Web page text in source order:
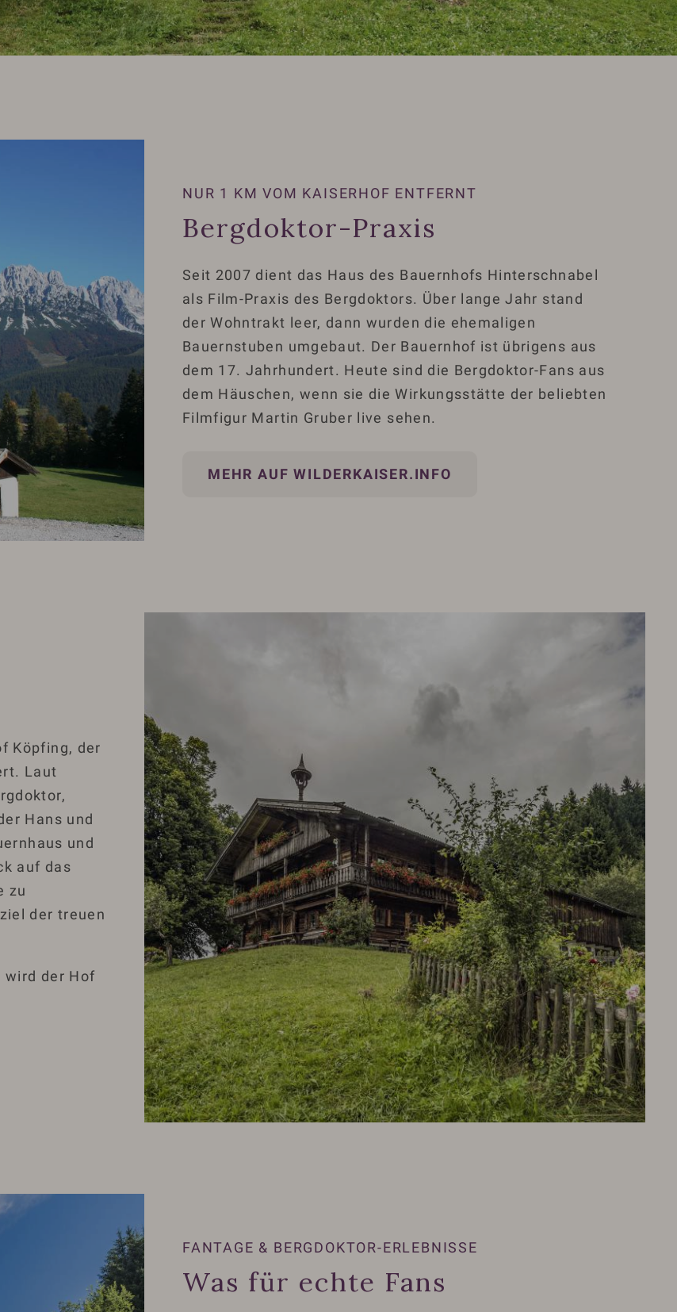
NUR 1 KM VOM KAISERHOF ENTFERNT
Bergdoktor-Praxis
Seit 2007 dient das Haus des Bauernhofs Hinterschnabel
als Film-Praxis des Bergdoktors. Über lange Jahr stand
der Wohntrakt leer, dann wurden die ehemaligen
Bauernstuben umgebaut. Der Bauernhof ist übrigens aus
dem 17. Jahrhundert. Heute sind die Bergdoktor-Fans aus
dem Häuschen, wenn sie die Wirkungsstätte der beliebten
Filmfigur Martin Gruber live sehen.
MEHR AUF WILDERKAISER.INFO
Köpfing, der
Laut
Hans und
und
auf das
zu
der treuen
wird der Hof
FANTAGE & BERGDOKTOR-ERLEBNISSE
Was für echte Fans